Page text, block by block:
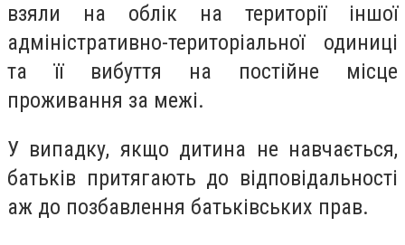
взяли на облік на території іншої
адміністративно-територіальної одиниці
та її вибуття на постійне місце
проживання за межі.
У випадку, якщо дитина не навчається,
батьків притягають до відповідальності
аж до позбавлення батьківських прав.